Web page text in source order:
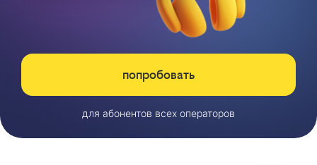
попробовать
для абонентов всех операторов